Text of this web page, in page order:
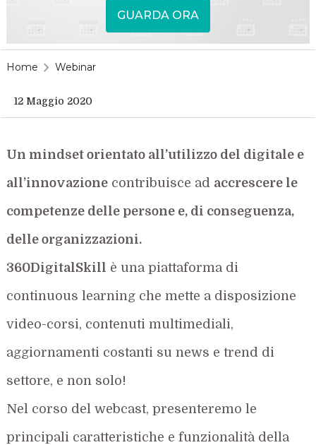
GUARDA ORA
Home Webinar
12 Maggio 2020
Un mindset orientato all’utilizzo del digitale e
all’innovazione contribuisce ad accrescere le
competenze delle persone e, di conseguenza,
delle organizzazioni.
360DigitalSkill è una piattaforma di
continuous learning che mette a disposizione
video-corsi, contenuti multimediali,
aggiornamenti costanti su news e trend di
settore, e non solo!
Nel corso del webcast, presenteremo le
principali caratteristiche e funzionalità della